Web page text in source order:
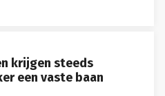
krijgen steeds
een vaste baan